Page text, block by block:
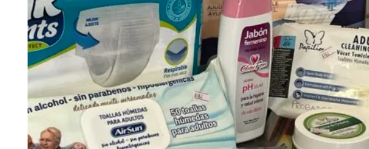
El Cente con contundente 1er tiempo
(4/0) le ganó a Real Hervido comodo, 5
a 0 y despertó…
El
(4/
a 0